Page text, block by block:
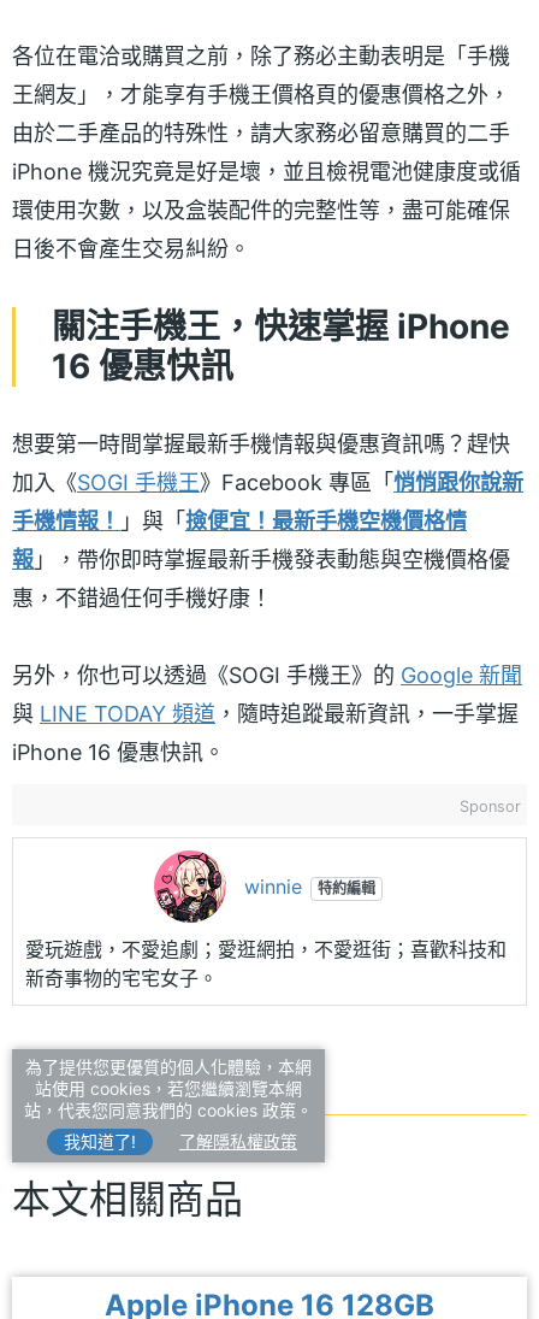
各位在電洽或購買之前，除了務必主動表明是「手機
王網友」，才能享有手機王價格頁的優惠價格之外，
由於二手產品的特殊性，請大家務必留意購買的二手
iPhone 機況究竟是好是壞，並且檢視電池健康度或循
環使用次數，以及盒裝配件的完整性等，盡可能確保
日後不會產生交易糾紛。
關注手機王，快速掌握 iPhone
16 優惠快訊
想要第一時間掌握最新手機情報與優惠資訊嗎？趕快
加入《SOGI 手機王》Facebook 專區「 悄悄跟你說新
手機情報！ 」與「 撿便宜！最新手機空機價格情
報 」，帶你即時掌握最新手機發表動態與空機價格優
惠，不錯過任何手機好康！
另外，你也可以透過《SOGI 手機王》的 Google 新聞
與 LINE TODAY 頻道 ，隨時追蹤最新資訊，一手掌握
iPhone 16 優惠快訊。
Sponsor
winnie 特約編輯
愛玩遊戲，不愛追劇；愛逛網拍，不愛逛街；喜歡科技和
新奇事物的宅宅女子。
本文相關商品
Apple iPhone 16 128GB
為了提供您更優質的個人化體驗，本網
站使用 cookies，若您繼續瀏覽本網
站，代表您同意我們的 cookies 政策。
我知道了!
了解隱私權政策